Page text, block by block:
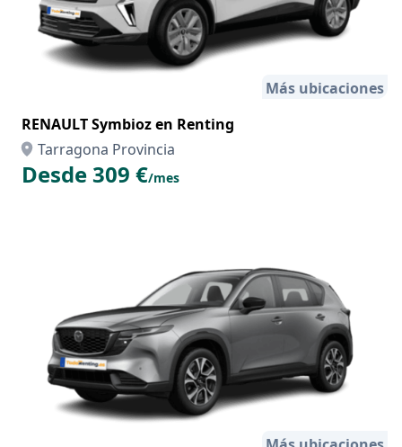
Más ubicaciones
RENAULT Symbioz en Renting
Tarragona Provincia
Desde 309 €/mes